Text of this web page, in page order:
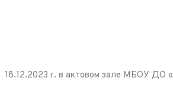
18.12.2023 г. в актовом зале МБОУ ДО